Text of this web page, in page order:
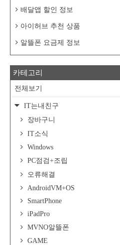
배달앱 할인 정보
아이허브 추천 상품
알뜰폰 요금제 정보
카테고리
전체보기
IT는내친구
장바구니
IT소식
Windows
PC점검+조립
오류해결
AndroidVM+OS
SmartPhone
iPadPro
MVNO알뜰폰
GAME